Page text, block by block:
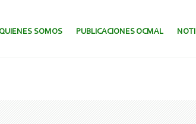
CONTENIDO.
QUIENES SOMOS PUBLICACIONES OCMAL